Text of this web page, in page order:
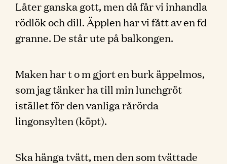
Låter ganska gott, men då får vi inhandla
rödlök och dill. Äpplen har vi fått av en fd
granne. De står ute på balkongen.
Maken har t o m gjort en burk äppelmos,
som jag tänker ha till min lunchgröt
istället för den vanliga rårörda
lingonsylten (köpt).
Ska hänga tvätt, men den som tvättade